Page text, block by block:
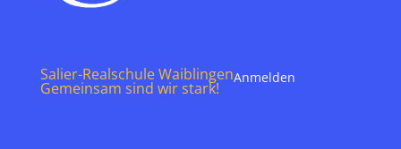
Salier-Realschule Waiblingen
Gemeinsam sind wir stark!
Anmelden